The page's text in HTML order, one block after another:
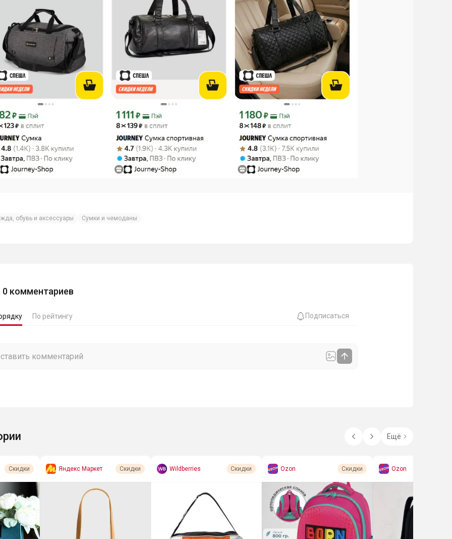
обувь и аксессуары Сумки и чемоданы
0 комментариев
По рейтингу Подписаться
Ещё
Скидки Яндекс Маркет Скидки Wildberries Скидки Ozon Скидки Ozon